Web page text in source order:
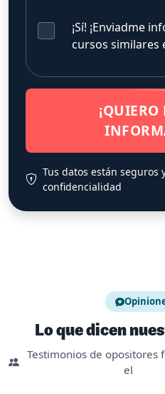
¡Sí! ¡Enviadme
cursos similares
Tus datos están seguros
confidencialidad
Lo que dicen
Testimonios de opositores
el